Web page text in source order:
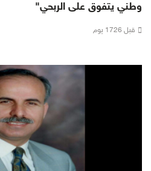
وطني يتفوق على الربحي"
قبل 1726 يوم